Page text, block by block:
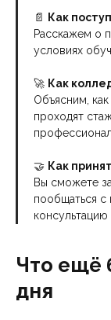
📄 Как
Расскажем о
условиях
🚀 Как
Объясним,
проходят
🤝 Как
Вы сможете
пообщаться с
Что ещё
дня